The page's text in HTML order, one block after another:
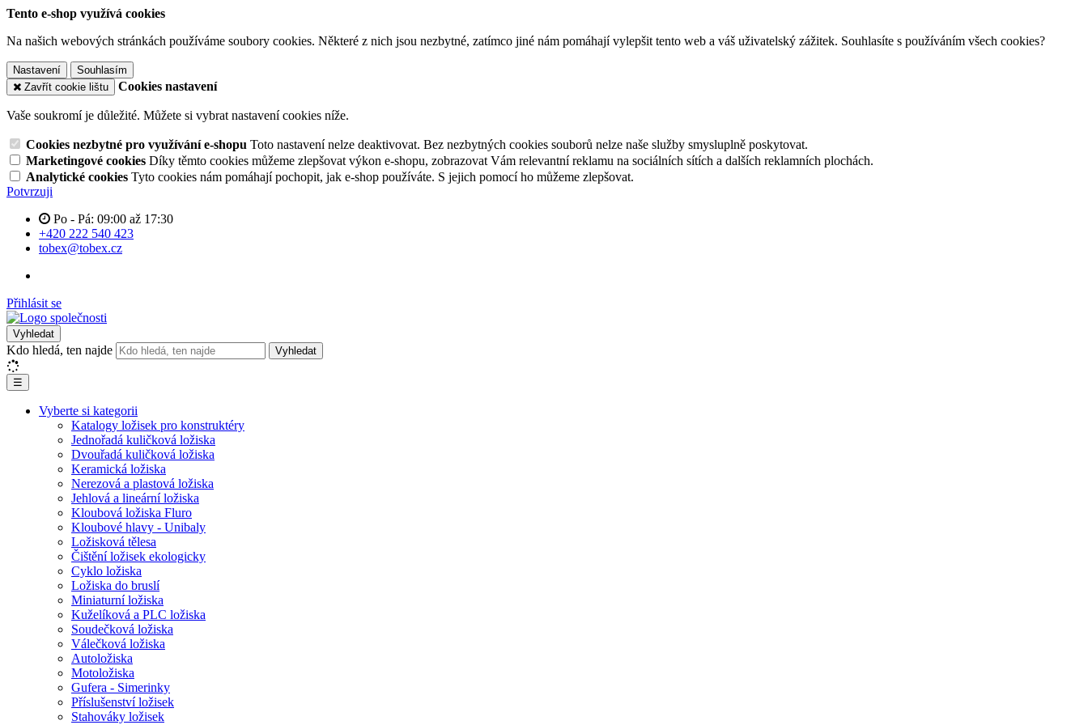
Tento e-shop využívá cookies
Na našich webových stránkách používáme soubory cookies. Některé z nich jsou nezbytné, zatímco jiné nám pomáhají vylepšit tento web a váš uživatelský zážitek. Souhlasíte s používáním všech cookies?
Nastavení
Souhlasím
Zavřít cookie lištu
Cookies nastavení
Vaše soukromí je důležité. Můžete si vybrat nastavení cookies níže.
Cookies nezbytné pro využívání e-shopu Toto nastavení nelze deaktivovat. Bez nezbytných cookies souborů nelze naše služby smysluplně poskytovat.
Marketingové cookies Díky těmto cookies můžeme zlepšovat výkon e-shopu, zobrazovat Vám relevantní reklamu na sociálních sítích a dalších reklamních plochách.
Analytické cookies Tyto cookies nám pomáhají pochopit, jak e-shop používáte. S jejich pomocí ho můžeme zlepšovat.
Potvrzuji
Po - Pá: 09:00 až 17:30
+420 222 540 423
tobex@tobex.cz
Přihlásit se
Vyhledat
Kdo hledá, ten najde Vyhledat
☰
Vyberte si kategorii
Katalogy ložisek pro konstruktéry
Jednořadá kuličková ložiska
Dvouřadá kuličková ložiska
Keramická ložiska
Nerezová a plastová ložiska
Jehlová a lineární ložiska
Kloubová ložiska Fluro
Kloubové hlavy - Unibaly
Ložisková tělesa
Čištění ložisek ekologicky
Cyklo ložiska
Ložiska do bruslí
Miniaturní ložiska
Kuželíková a PLC ložiska
Soudečková ložiska
Válečková ložiska
Autoložiska
Motoložiska
Gufera - Simerinky
Příslušenství ložisek
Stahováky ložisek